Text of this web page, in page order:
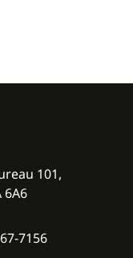
101,
6A6
7156